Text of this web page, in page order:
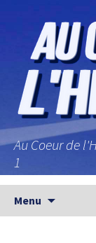
Au Coeur de
1
Menu